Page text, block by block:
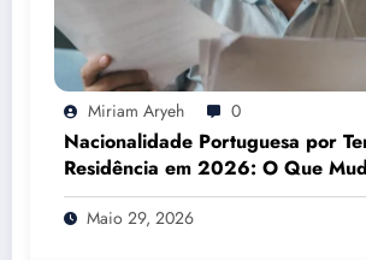
Miriam Aryeh 0
Nacionalidade Portuguesa por
Residência em 2026: O Que
Mesmo
Maio 29, 2026